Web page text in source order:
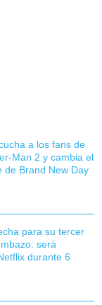
a los fans de
Man 2 y cambia el
de Brand New Day
para su tercer
será
durante 6